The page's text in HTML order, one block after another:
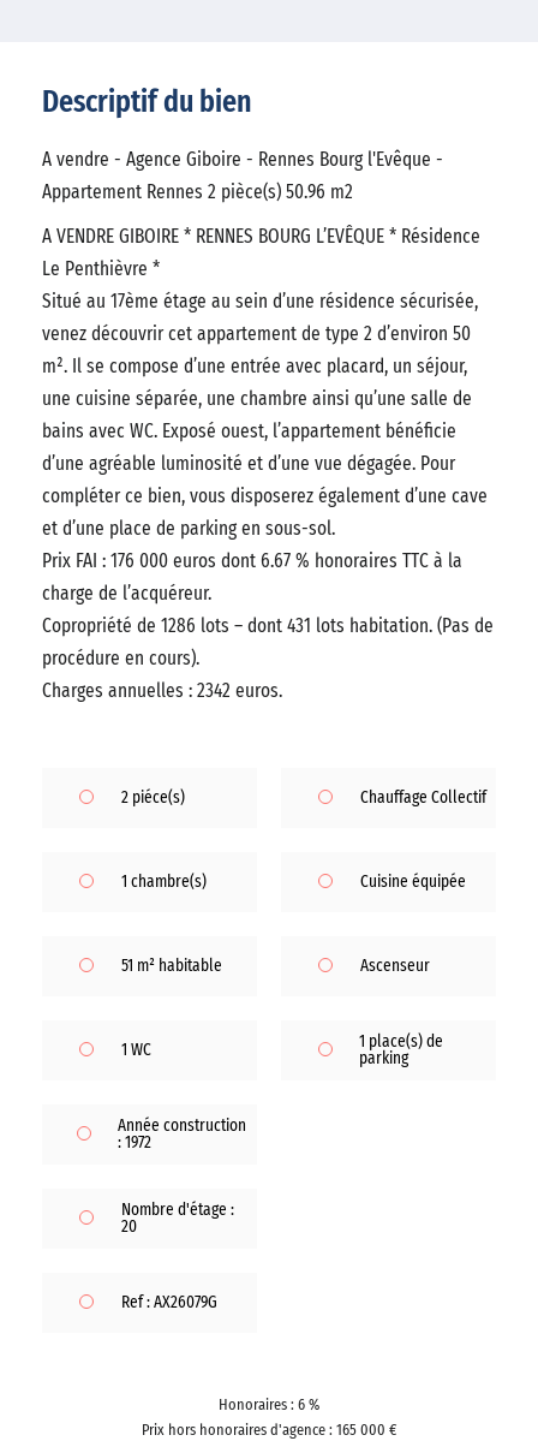
Descriptif du bien
A vendre - Agence Giboire - Rennes Bourg l'Evêque -
Appartement Rennes 2 pièce(s) 50.96 m2
A VENDRE GIBOIRE * RENNES BOURG L’EVÊQUE * Résidence
Le Penthièvre *
Situé au 17ème étage au sein d’une résidence sécurisée,
venez découvrir cet appartement de type 2 d’environ 50
m². Il se compose d’une entrée avec placard, un séjour,
une cuisine séparée, une chambre ainsi qu’une salle de
bains avec WC. Exposé ouest, l’appartement bénéficie
d’une agréable luminosité et d’une vue dégagée. Pour
compléter ce bien, vous disposerez également d’une cave
et d’une place de parking en sous-sol.
Prix FAI : 176 000 euros dont 6.67 % honoraires TTC à la
charge de l’acquéreur.
Copropriété de 1286 lots – dont 431 lots habitation. (Pas de
procédure en cours).
Charges annuelles : 2342 euros.
2 piéce(s)
1 chambre(s)
51 m² habitable
1 WC
Chauffage Collectif
Cuisine équipée
Ascenseur
1 place(s) de
parking
Année construction
: 1972
Nombre d'étage :
20
Ref : AX26079G
Honoraires : 6 %
Prix hors honoraires d'agence : 165 000 €